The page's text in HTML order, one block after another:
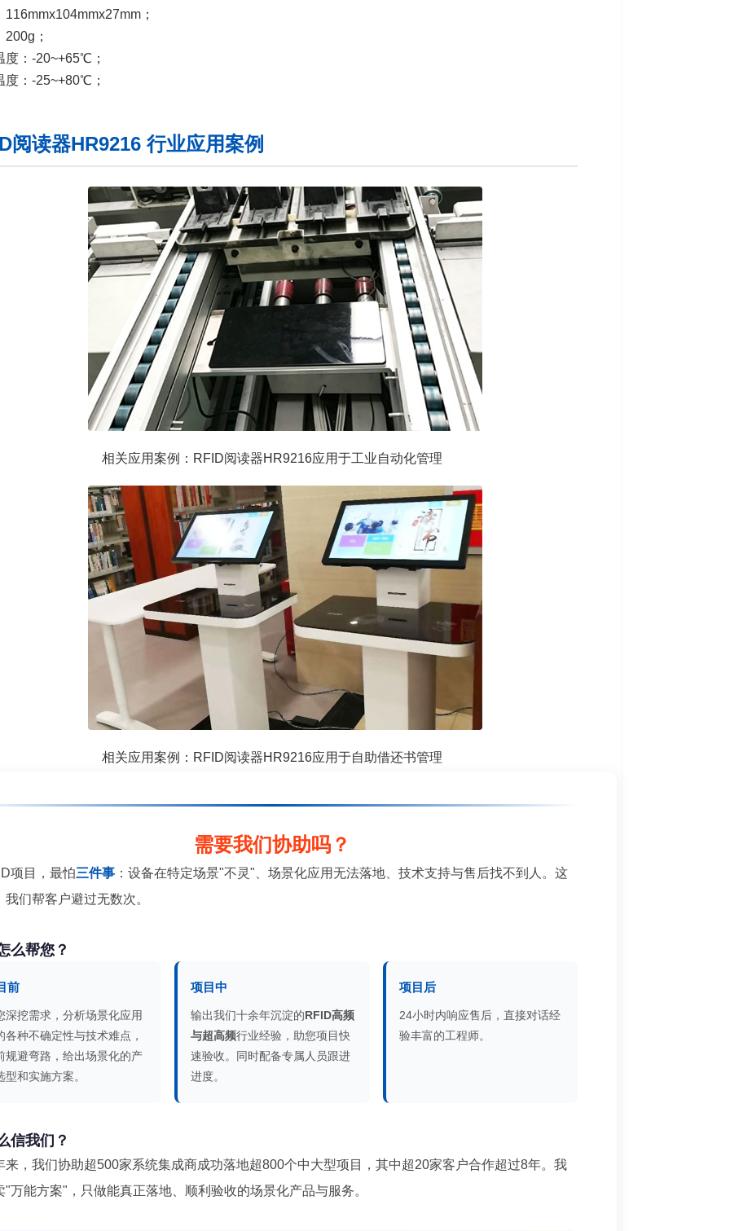
116mmx104mmx27mm；
200g；
度：-20~+65℃；
度：-25~+80℃；
阅读器HR9216 行业应用案例
相关应用案例：RFID阅读器HR9216应用于工业自动化管理
相关应用案例：RFID阅读器HR9216应用于自助借还书管理
需要我们协助吗？
项目，最怕三件事 ：设备在特定场景"不灵"、场景化应用无法落地、技术支持与售后找不到人。这
我们帮客户避过无数次。
么帮您？
前
深挖需求，分析场景化应用
各种不确定性与技术难点，
规避弯路，给出场景化的产
型和实施方案。
项目中
输出我们十余年沉淀的RFID高频
与超高频行业经验，助您项目快
速验收。同时配备专属人员跟进
进度。
项目后
24小时内响应售后，直接对话经
验丰富的工程师。
信我们？
来，我们协助超500家系统集成商成功落地超800个中大型项目，其中超20家客户合作超过8年。我
"万能方案"，只做能真正落地、顺利验收的场景化产品与服务。